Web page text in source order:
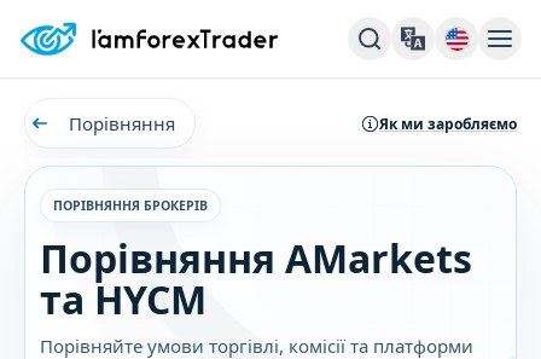
Порівняння Як ми заробляємо
ПОРІВНЯННЯ БРОКЕРІВ
Порівняння AMarkets
та HYCM
Порівняйте умови торгівлі, комісії та платформи